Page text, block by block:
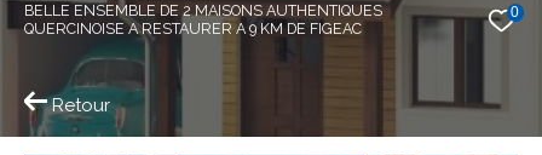
0
BELLE ENSEMBLE DE 2 MAISONS AUTHENTIQUES
QUERCINOISE A RESTAURER A 9 KM DE FIGEAC
Retour
et trouver le bien qui correspond à vos
critères
Type
d'offre
Vente